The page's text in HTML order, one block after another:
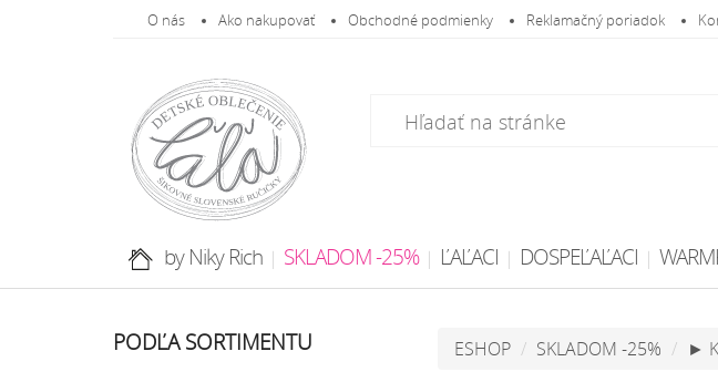
O nás Ako nakupovať Obchodné podmienky Reklamačný poriadok
by Niky Rich SKLADOM -25% ĽAĽACI DOSPEĽAĽACI
PODĽA SORTIMENTU ESHOP SKLADOM -25% ►